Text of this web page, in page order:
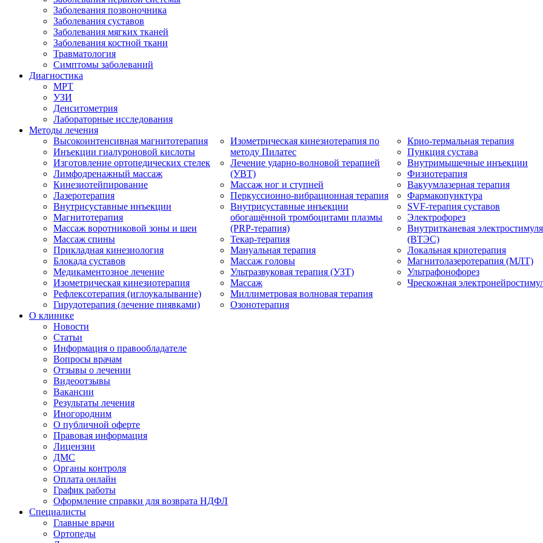
Заболевания позвоночника
Заболевания суставов
Заболевания мягких тканей
Заболевания костной ткани
Травматология
Симптомы заболеваний
Диагностика
МРТ
УЗИ
Денситометрия
Лабораторные исследования
Методы лечения
Высокоинтенсивная магнитотерапия
Инъекции гиалуроновой кислоты
Изготовление ортопедических стелек
Лимфодренажный массаж
Кинезиотейпирование
Лазеротерапия
Внутрисуставные инъекции
Магнитотерапия
Массаж воротниковой зоны и шеи
Массаж спины
Прикладная кинезиология
Блокада суставов
Медикаментозное лечение
Изометрическая кинезиотерапия
Рефлексотерапия (иглоукалывание)
Гирудотерапия (лечение пиявками)
Изометрическая кинезиотерапия по
методу Пилатес
Лечение ударно-волновой терапией
(УВТ)
Массаж ног и ступней
Перкуссионно-вибрационная терапия
Внутрисуставные инъекции
обогащённой тромбоцитами плазмы
(PRP-терапия)
Текар-терапия
Мануальная терапия
Массаж головы
Ультразвуковая терапия (УЗТ)
Массаж
Миллиметровая волновая терапия
Озонотерапия
Крио-термальная терапия
Пункция сустава
Внутримышечные инъекции
Физиотерапия
Вакуумлазерная терапия
Фармакопунктура
SVF-терапия суставов
Электрофорез
Внутритканевая
(ВТЭС)
Локальная криотерапия
Магнитолазеротерапия (МЛТ)
Ультрафонофорез
Чрескожная
О клинике
Новости
Статьи
Информация о правообладателе
Вопросы врачам
Отзывы о лечении
Видеоотзывы
Вакансии
Результаты лечения
Иногородним
О публичной оферте
Правовая информация
Лицензии
ДМС
Органы контроля
Оплата онлайн
График работы
Оформление справки для возврата НДФЛ
Специалисты
Главные врачи
Ортопеды